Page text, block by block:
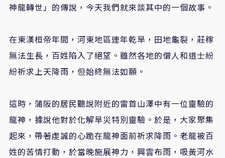
神龍轉世」的傳說，今天我們就來談其中的一個故事。
在東漢桓帝年間，河東地區連年乾旱，田地龜裂，莊稼
無法生長，百姓陷入了絕望。雖然各地的僧人和道士紛
紛祈求上天降雨，但始終無法如願。
這時，蒲阪的居民聽說附近的雷首山澤中有一位靈驗的
龍神，據說他對於化解旱災特別靈驗。於是，大家聚集
起來，帶著虔誠的心跪在龍神面前祈求降雨。老龍被百
姓的苦情打動，於當晚施展神力，興雲布雨，吸黃河水